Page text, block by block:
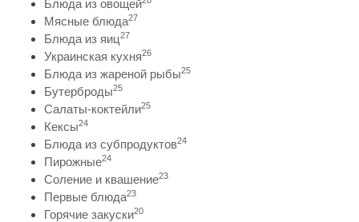
Блюда из овощей
Мясные блюда27
Блюда из яиц27
Украинская кухня26
Блюда из жареной рыбы25
Бутерброды25
Салаты-коктейли25
Кексы24
Блюда из субпродуктов24
Пирожные24
Соление и квашение23
Первые блюда23
Горячие закуски20